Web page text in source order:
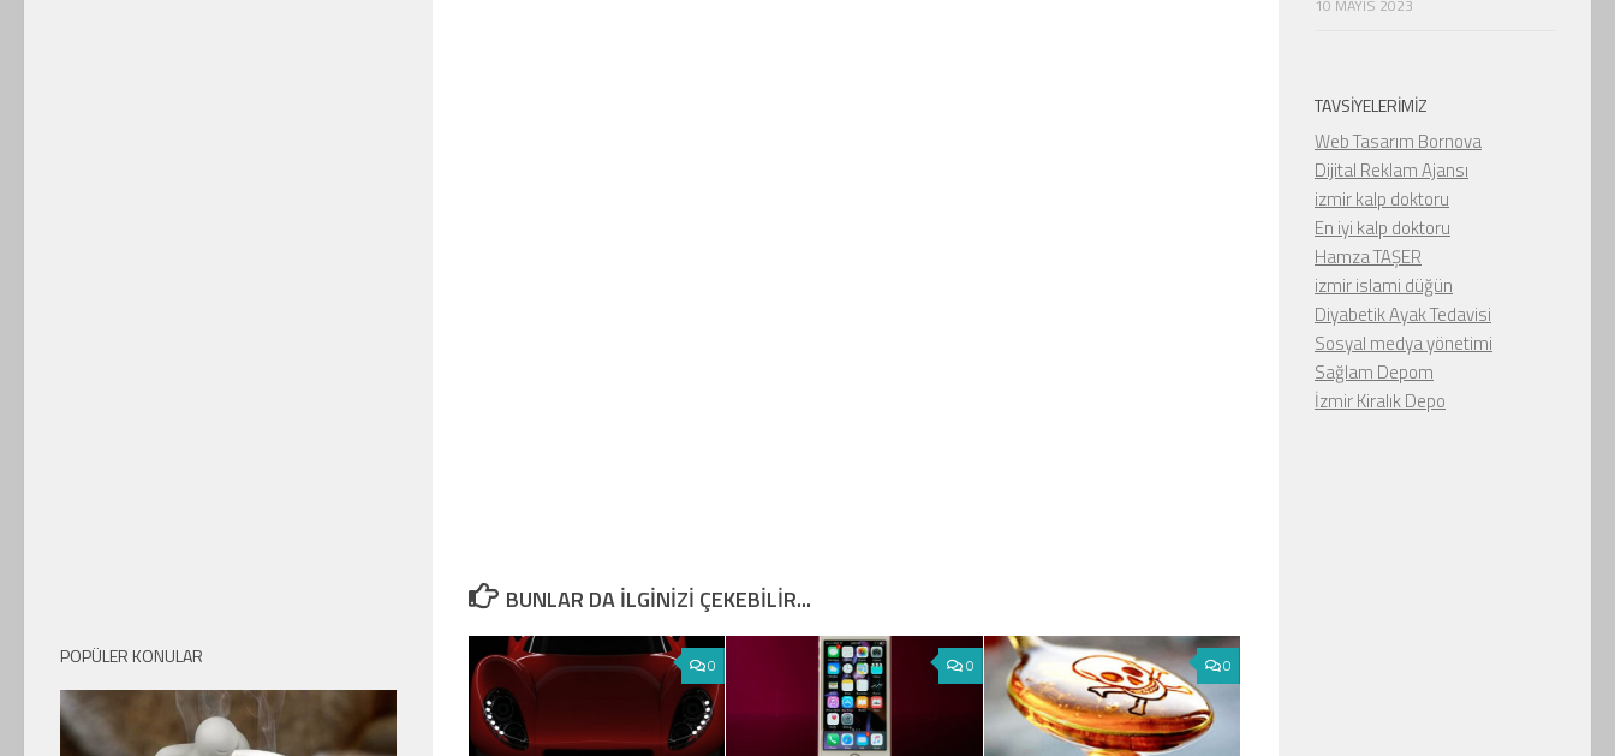
BUNLAR DA ILGINIZI ÇEKEBILIR...
0 0 0
POPÜLER KONULAR
10 MAYIS 2023
TAVSIYELERIMIZ
Web Tasarım Bornova
Dijital Reklam Ajansı
izmir kalp doktoru
En iyi kalp doktoru
Hamza TAŞER
izmir islami düğün
Diyabetik Ayak Tedavisi
Sosyal medya yönetimi
Sağlam Depom
İzmir Kiralık Depo